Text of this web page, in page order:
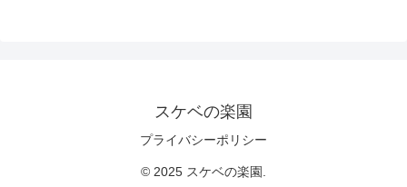
スケベの楽園
プライバシーポリシー
© 2025 スケベの楽園.